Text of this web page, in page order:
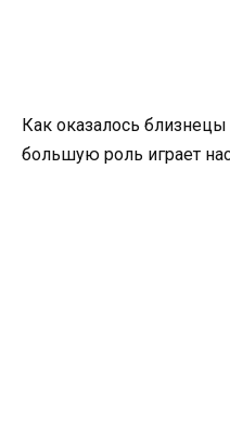
Как оказалось
большую роль играет